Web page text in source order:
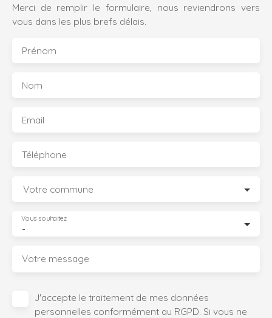
Merci de remplir le formulaire, nous reviendrons vers
vous dans les plus brefs délais.
Prénom
Nom
Email
Téléphone
Votre commune
-
Vous souhaitez
Votre message
J'accepte le traitement de mes données
personnelles conformément au RGPD. Si vous ne